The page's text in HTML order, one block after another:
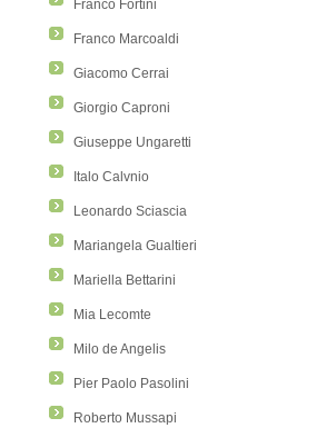
Franco Fortini
Franco Marcoaldi
Giacomo Cerrai
Giorgio Caproni
Giuseppe Ungaretti
Italo Calvnio
Leonardo Sciascia
Mariangela Gualtieri
Mariella Bettarini
Mia Lecomte
Milo de Angelis
Pier Paolo Pasolini
Roberto Mussapi